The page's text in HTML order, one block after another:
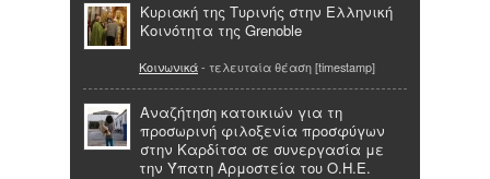
Κυριακή της Τυρινής στην Ελληνική
Κοινότητα της Grenoble
Κοινωνικά- τελευταία θέαση [timestamp]
Αναζήτηση κατοικιών για τη
προσωρινή φιλοξενία προσφύγων
στην Καρδίτσα σε συνεργασία με
την Ύπατη Αρμοστεία του Ο.Η.Ε.